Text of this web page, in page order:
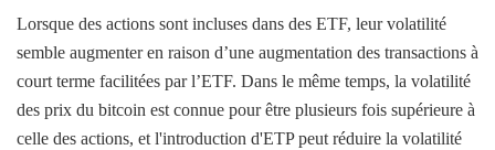
Lorsque des actions sont incluses dans des ETF, leur volatilité
semble augmenter en raison d’une augmentation des transactions à
court terme facilitées par l’ETF. Dans le même temps, la volatilité
des prix du bitcoin est connue pour être plusieurs fois supérieure à
celle des actions, et l'introduction d'ETP peut réduire la volatilité